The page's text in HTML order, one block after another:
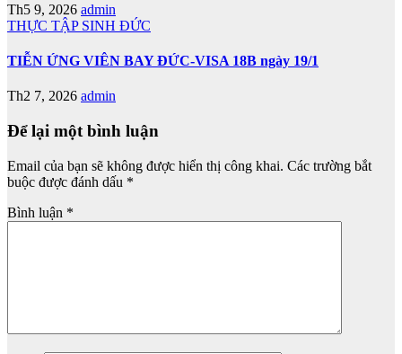
Th5 9, 2026 admin
THỰC TẬP SINH ĐỨC
TIỄN ỨNG VIÊN BAY ĐỨC-VISA 18B ngày 19/1
Th2 7, 2026 admin
Để lại một bình luận
Email của bạn sẽ không được hiển thị công khai. Các trường bắt
buộc được đánh dấu *
Bình luận *